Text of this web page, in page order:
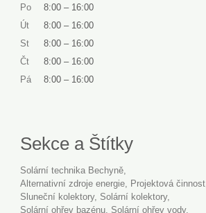
Po 8:00 – 16:00
Út
8:00 – 16:00
St
8:00 – 16:00
Čt
8:00 – 16:00
Pá
8:00 – 16:00
Sekce a Štítky
Solární technika Bechyně
alternativní zdroje energie
projektová činnost
sluneční kolektory
solární kolektory
solární ohřev bazénu
solární ohřev vody